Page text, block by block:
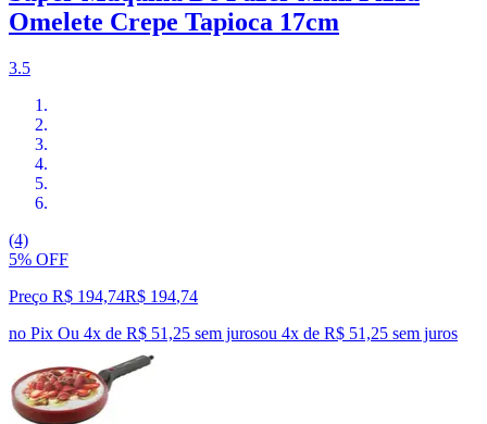
Omelete Crepe Tapioca 17cm
3.5
(4)
5% OFF
Preço R$ 194,74R$ 194,74
no Pix Ou 4x de R$ 51,25 sem jurosou 4x de R$ 51,25 sem juros